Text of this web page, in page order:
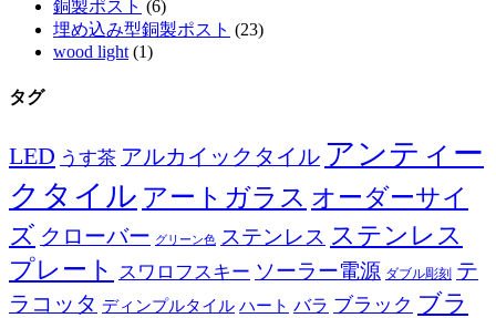
銅製ポスト (6)
埋め込み型銅製ポスト (23)
wood light (1)
タグ
LED うす茶 アルカイックタイル アンティー
クタイル アートガラス オーダーサイ
ズ クローバー グリーン色 ステンレス ステンレス
プレート スワロフスキー ソーラー電源 ダブル彫刻 テ
ラコッタ ディンプルタイル ハート バラ ブラック ブラ